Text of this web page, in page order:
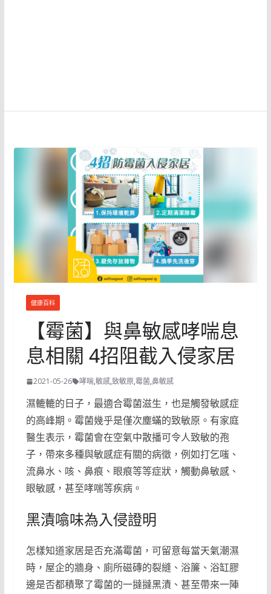
健康百科
【霉菌】與鼻敏感哮喘息
息相關 4招阻截入侵家居
2021-05-26 哮喘,敏感,致敏原,霉菌,鼻敏感
濕轆轆的日子，最適合霉菌滋生，也是觸發敏感症
的高峰期。霉菌幾乎是僅次塵蟎的致敏原。有家庭
醫生表示，霉菌會在空氣中散播可令人致敏的孢
子，帶來多種與敏感症有關的病徵，例如打乞嗤、
流鼻水、咳、鼻痕、眼痕等等症狀，觸動鼻敏感、
眼敏感，甚至哮喘等疾病。
黑漬噏味為入侵證明
怎樣知道家居是否充滿霉菌，可留意每當天氣潮濕
時，屋企的牆身、廁所磁磚的裂縫、浴簾、浴缸膠
邊是否都積聚了霉菌的一撻撻黑漬、甚至帶來一陣